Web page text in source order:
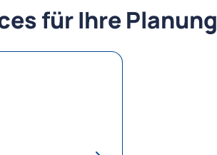
für Ihre Planung